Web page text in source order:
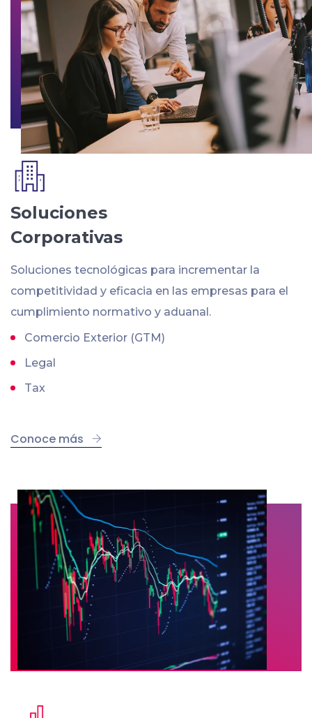
Soluciones
Corporativas
Soluciones tecnológicas para incrementar la
competitividad y eficacia en las empresas para el
cumplimiento normativo y aduanal.
Comercio Exterior (GTM)
Legal
Tax
Conoce más